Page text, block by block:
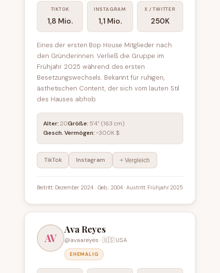
TIKTOK
1,8 Mio.
INSTAGRAM
1,1 Mio.
X / TWITTER
250K
Eines der ersten Bop House Mitglieder nach
den Gründerinnen. Verließ die Gruppe im
Frühjahr 2025 während des ersten
Besetzungswechsels. Bekannt für ruhigen,
ästhetischen Content, der sich vom lauten Stil
des Hauses abhob.
Alter:20Größe: 5'4" (163 cm)
Gesch. Vermögen:~300K $
TikTok Instagram + Vergleich
Beitritt: Dezember 2024 Geb.: 2004 · Austritt: Frühjahr 2025
AV
Ava Reyes
@avaareyes · 🇺🇸 USA
EHEMALIG